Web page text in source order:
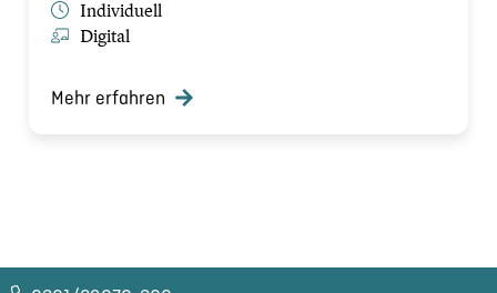
Individuell
Digital
Mehr erfahren